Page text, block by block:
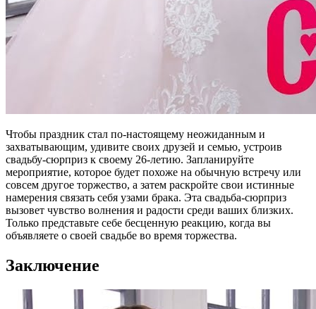
Чтобы праздник стал по-настоящему неожиданным и
захватывающим, удивите своих друзей и семью, устроив
свадьбу-сюрприз к своему 26-летию. Запланируйте
мероприятие, которое будет похоже на обычную встречу или
совсем другое торжество, а затем раскройте свои истинные
намерения связать себя узами брака. Эта свадьба-сюрприз
вызовет чувство волнения и радости среди ваших близких.
Только представьте себе бесценную реакцию, когда вы
объявляете о своей свадьбе во время торжества.
Заключение